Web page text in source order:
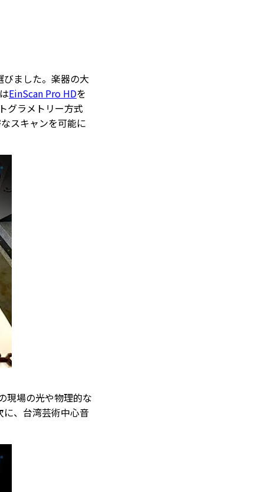
ました。楽器の大
EinScan Pro HDを
グラメトリー方式
スキャンを可能に
現場の光や物理的な
に、台湾芸術中心音